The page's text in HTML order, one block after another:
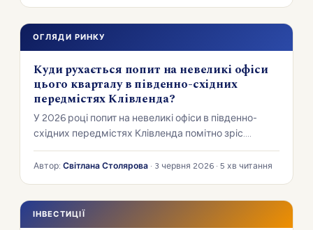
ОГЛЯДИ РИНКУ
Куди рухається попит на невеликі офіси
цього кварталу в південно-східних
передмістях Клівленда?
У 2026 році попит на невеликі офіси в південно-
східних передмістях Клівленда помітно зріс.
Розбираємося, що його живить і чого шукають
орендарі.
Автор: Світлана Столярова · 3 червня 2026 · 5 хв читання
ІНВЕСТИЦІЇ